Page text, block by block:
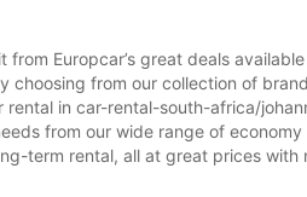
from Europcar’s great deals
choosing from our collection of
rental in car-rental-south-africa/
from our wide range of
term rental, all at great prices with